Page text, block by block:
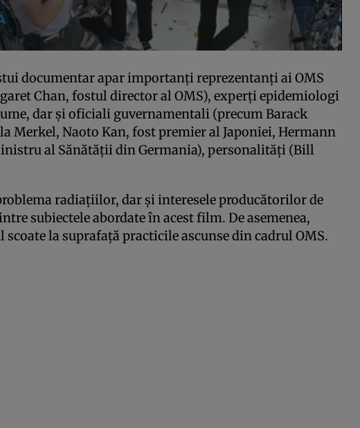
documentar apar importanţi reprezentanţi ai OMS
Chan, fostul director al OMS), experţi epidemiologi
dar şi oficiali guvernamentali (precum Barack
Merkel, Naoto Kan, fost premier al Japoniei, Hermann
al Sănătăţii din Germania), personalităţi (Bill
radiaţiilor, dar şi interesele producătorilor de
subiectele abordate în acest film. De asemenea,
la suprafaţă practicile ascunse din cadrul OMS.